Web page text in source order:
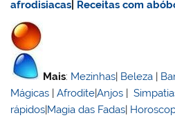
afrodisiacas Receitas com
Mais: Mezinhas| Beleza |
Mágicas |Afrodite|Anjos |
rápidos|Magia das Fadas|